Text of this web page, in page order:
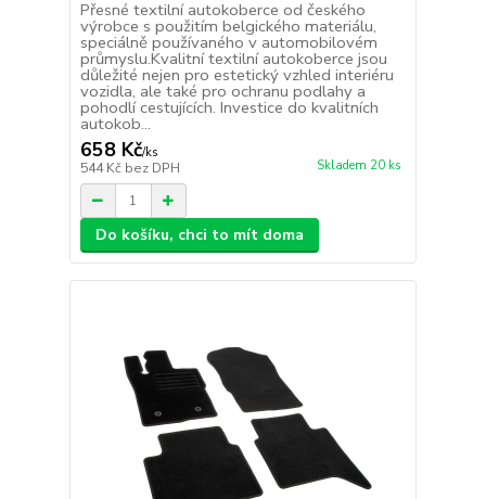
Přesné textilní autokoberce od českého
výrobce s použitím belgického materiálu,
speciálně používaného v automobilovém
průmyslu.Kvalitní textilní autokoberce jsou
důležité nejen pro estetický vzhled interiéru
vozidla, ale také pro ochranu podlahy a
pohodlí cestujících. Investice do kvalitních
autokob...
658 Kč/ks
544 Kč bez DPH Skladem 20 ks
Do košíku, chci to mít doma